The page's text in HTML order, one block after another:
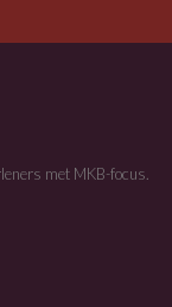
met MKB-focus.